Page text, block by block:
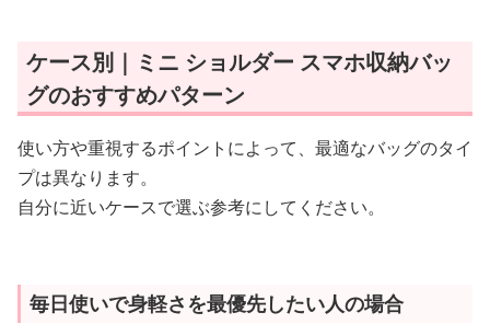
ケース別｜ミニ ショルダー スマホ収納バッ
グのおすすめパターン
使い方や重視するポイントによって、最適なバッグのタイ
プは異なります。
自分に近いケースで選ぶ参考にしてください。
毎日使いで身軽さを最優先したい人の場合